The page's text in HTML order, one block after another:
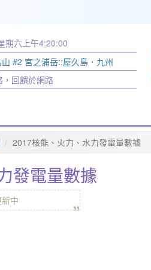
期六 上午4:20:01
#2 宮之浦岳::屋久島．九州
，回饋於網路
2017核能、火力、水力發電量數據
發電量數據
中 „